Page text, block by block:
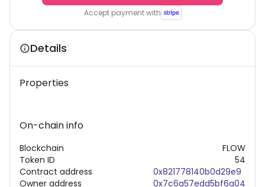
Accept payment with
Details
Properties
On-chain info
Blockchain
Token ID
Contract address
Owner address
FLOW
54
0x821778140b0d29e9
0x7c6a57edd5bf6a04